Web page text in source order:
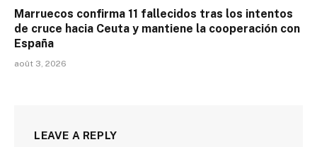
Marruecos confirma 11 fallecidos tras los intentos
de cruce hacia Ceuta y mantiene la cooperación con
España
août 3, 2026
LEAVE A REPLY